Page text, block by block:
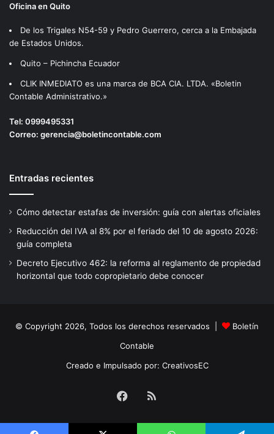
Oficina en Quito
De los Trigales N54-59 y Pedro Guerrero, cerca a la Embajada
de Estados Unidos.
Quito – Pichincha Ecuador
CLIK INMEDIATO es una marca de BCA CIA. LTDA. «Boletin
Contable Administrativo.»
Tel: 0999495331
Correo: gerencia@boletincontable.com
Entradas recientes
Cómo detectar estafas de inversión: guía con alertas oficiales
Reducción del IVA al 8% por el feriado del 10 de agosto 2026:
guía completa
Decreto Ejecutivo 462: la reforma al reglamento de propiedad
horizontal que todo copropietario debe conocer
© Copyright 2026, Todos los derechos reservados |
Boletín
Contable
Creado e Impulsado por: CreativosEC
Facebook